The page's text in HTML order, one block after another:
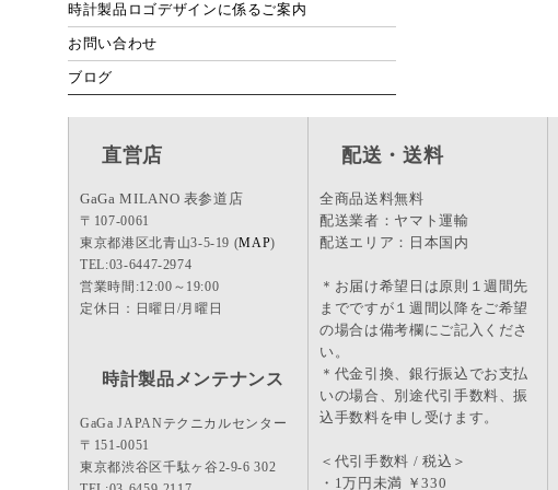
時計製品ロゴデザインに係るご案内
お問い合わせ
ブログ
直営店
GaGa MILANO 表参道店
〒107-0061
東京都港区北青山3-5-19 (MAP)
TEL:03-6447-2974
営業時間:12:00～19:00
定休日：日曜日/月曜日
時計製品メンテナンス
GaGa JAPANテクニカルセンター
〒151-0051
東京都渋谷区千駄ヶ谷2-9-6 302
配送・送料
全商品送料無料
配送業者：ヤマト運輸
配送エリア：日本国内
＊お届け希望日は原則１週間先
までですが１週間以降をご希望
の場合は備考欄にご記入くださ
い。
＊代金引換、銀行振込でお支払
いの場合、別途代引手数料、振
込手数料を申し受けます。
＜代引手数料 / 税込＞
・1万円未満 ￥330